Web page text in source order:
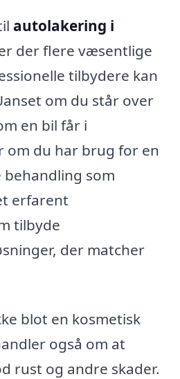
autolakering i
der flere væsentlige
tilbydere kan
om du står over
en bil får i
om du har brug for en
som
erfarent
tilbyde
der matcher
blot en kosmetisk
også om at
rust og andre skader.